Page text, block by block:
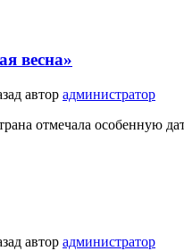
весна»
автор администратор
отмечала особенную
автор администратор